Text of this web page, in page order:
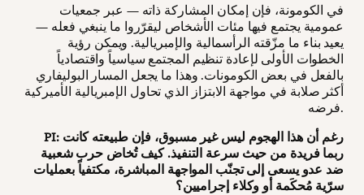
في الكومونة، فإن إمكان المشاركة ذاته — عبر جمعيات
عمومية يجتمع فيها مئات الأشخاص ليقرّروا ما ينبغي فعله —
يعيد بناء ما مزّقته الرأسمالية والإمبريالية. ويمكن رؤية
الخطوات الأولى لإعادة تنظيم المجتمع سياسياً واقتصادياً
بالفعل في بعض الكومونات. وهذا ما يجعل المسار البوليفاري
أكثر صلابة في مواجهة الابتزاز الذي تحاول الإمبريالية الأميركية
فرضه.
PI: رغم أن هذا الهجوم ليس غير مسبوق، فإن طبيعته كانت
ربما فريدة من حيث سرعة التنفيذ. كيف تُخاض حرب شعبية
ضد عدو يسعى إلى تجنّب المواجهة المباشرة، مكتفياً بعمليات
سرّية مُحكَمة أو وكلاء إجراميين؟